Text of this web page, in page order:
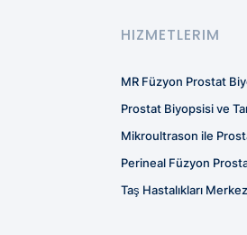
HIZMETLERIM
MR Füzyon Prostat
Prostat Biyopsisi ve
Mikroultrason ile
Perineal Füzyon
Taş Hastalıkları